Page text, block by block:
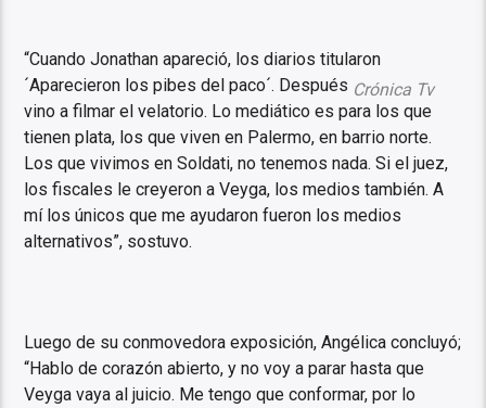
“Cuando Jonathan apareció, los diarios titularon
´Aparecieron los pibes del paco´. Después Crónica Tv
vino a filmar el velatorio. Lo mediático es para los que
tienen plata, los que viven en Palermo, en barrio norte.
Los que vivimos en Soldati, no tenemos nada. Si el juez,
los fiscales le creyeron a Veyga, los medios también. A
mí los únicos que me ayudaron fueron los medios
alternativos”, sostuvo.
Luego de su conmovedora exposición, Angélica concluyó;
“Hablo de corazón abierto, y no voy a parar hasta que
Veyga vaya al juicio. Me tengo que conformar, por lo